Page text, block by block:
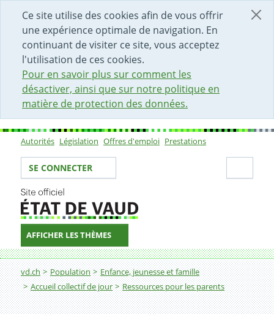
Ce site utilise des cookies afin de vous offrir
une expérience optimale de navigation. En
continuant de visiter ce site, vous acceptez
l'utilisation de ces cookies.
Pour en savoir plus sur comment les
désactiver, ainsi que sur notre politique en
matière de protection des données.
DÉBUT DU CONTENU DE LA PAGE
ACCÈS AU CHAMP DE RECHERCHE
PAGE D'ACCUEIL
FORMULAIRE DE CONTACT
Sous-navigation
Autorités Législation Offres d'emploi Prestations
Votre identité
SE CONNECTER
AFFICHER LES THÈMES
Fil d'Ariane
vd.ch Population
Enfance, jeunesse et famille
Accueil collectif de jour
Ressources pour les parents